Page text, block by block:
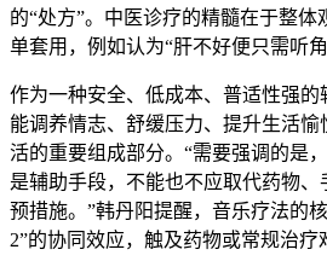
的“处方”。中医诊疗的精髓在于整
单套用，例如认为“肝不好便只需听角
作为一种安全、低成本、普适性强
能调养情志、舒缓压力、提升生活
活的重要组成部分。“需要强调的是
是辅助手段，不能也不应取代药物
预措施。”韩丹阳提醒，音乐疗法的
2”的协同效应，触及药物或常规治疗